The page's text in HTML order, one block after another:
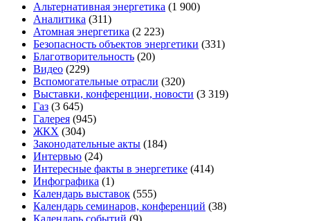
Альтернативная энергетика (1 900)
Аналитика (311)
Атомная энергетика (2 223)
Безопасность объектов энергетики (331)
Благотворительность (20)
Видео (229)
Вспомогательные отрасли (320)
Выставки, конференции, новости (3 319)
Газ (3 645)
Галерея (945)
ЖКХ (304)
Законодательные акты (184)
Интервью (24)
Интересные факты в энергетике (414)
Инфографика (1)
Календарь выставок (555)
Календарь семинаров, конференций (38)
Календарь событий (9)